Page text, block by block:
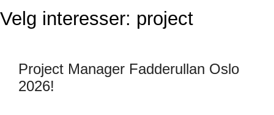
Velg interesser: project
Project Manager Fadderullan Oslo
2026!